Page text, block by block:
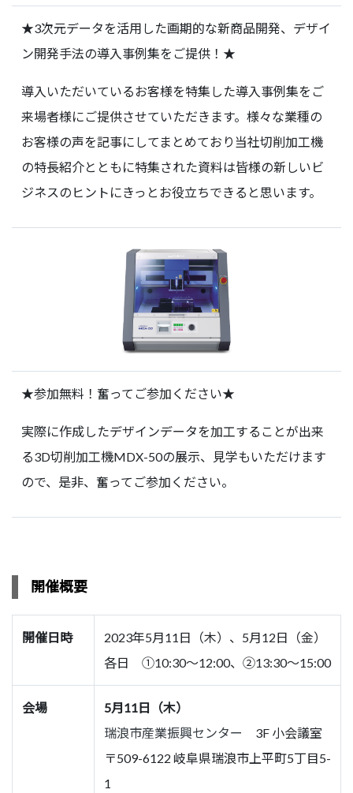
★3次元データを活用した画期的な新商品開発、デザイ
ン開発手法の導入事例集をご提供！★
導入いただいているお客様を特集した導入事例集をご
来場者様にご提供させていただきます。様々な業種の
お客様の声を記事にしてまとめており当社切削加工機
の特長紹介とともに特集された資料は皆様の新しいビ
ジネスのヒントにきっとお役立ちできると思います。
★参加無料！奮ってご参加ください★
実際に作成したデザインデータを加工することが出来
る3D切削加工機MDX-50の展示、見学もいただけます
ので、是非、奮ってご参加ください。
開催概要
開催日時
2023年5月11日（木）、5月12日（金）
各日 ①10:30～12:00、②13:30～15:00
会場
5月11日（木）
瑞浪市産業振興センター
3F 小会議室
〒509-6122 岐阜県瑞浪市上平町5丁目5-
1